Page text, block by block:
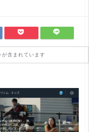
が含まれています